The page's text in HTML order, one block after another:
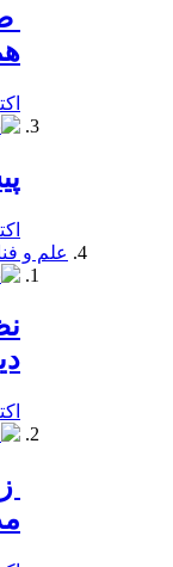
اکتبر
اکتبر
علم و
اکتبر